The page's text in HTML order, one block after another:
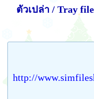
ตัวเปล่า / Tray file
http://